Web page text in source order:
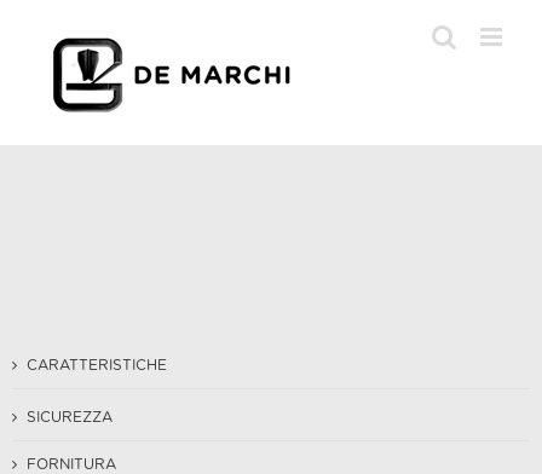
contenuto
CARATTERISTICHE
SICUREZZA
FORNITURA